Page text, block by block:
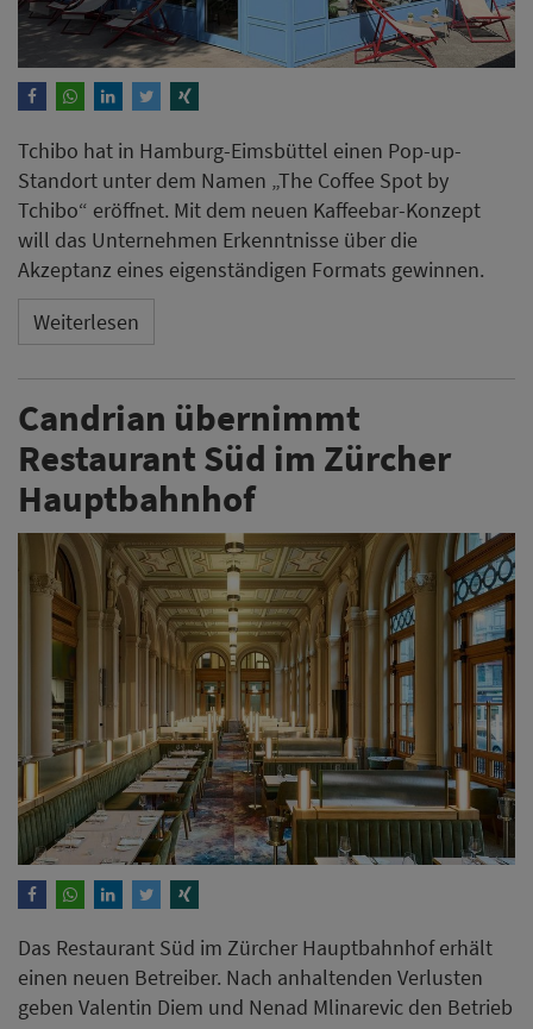
Tchibo hat in Hamburg-Eimsbüttel einen Pop-up-
Standort unter dem Namen „The Coffee Spot by
Tchibo“ eröffnet. Mit dem neuen Kaffeebar-Konzept
will das Unternehmen Erkenntnisse über die
Akzeptanz eines eigenständigen Formats gewinnen.
Weiterlesen
Candrian übernimmt
Restaurant Süd im Zürcher
Hauptbahnhof
Das Restaurant Süd im Zürcher Hauptbahnhof erhält
einen neuen Betreiber. Nach anhaltenden Verlusten
geben Valentin Diem und Nenad Mlinarevic den Betrieb